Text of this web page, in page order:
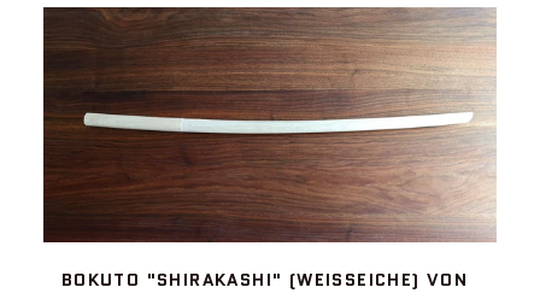
BOKUTO "SHIRAKASHI" (WEISSEICHE) VON A